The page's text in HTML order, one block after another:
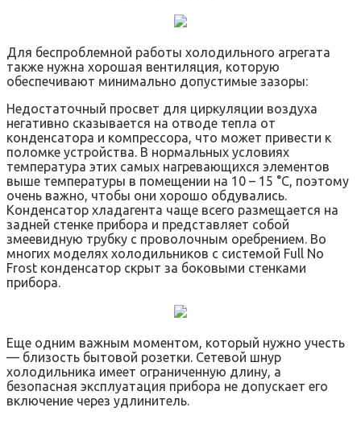
Для беспроблемной работы холодильного агрегата
также нужна хорошая вентиляция, которую
обеспечивают минимально допустимые зазоры:
Недостаточный просвет для циркуляции воздуха
негативно сказывается на отводе тепла от
конденсатора и компрессора, что может привести к
поломке устройства. В нормальных условиях
температура этих самых нагревающихся элементов
выше температуры в помещении на 10 – 15 °C, поэтому
очень важно, чтобы они хорошо обдувались.
Конденсатор хладагента чаще всего размещается на
задней стенке прибора и представляет собой
змеевидную трубку с проволочным оребрением. Во
многих моделях холодильников с системой Full No
Frost конденсатор скрыт за боковыми стенками
прибора.
Еще одним важным моментом, который нужно учесть
— близость бытовой розетки. Сетевой шнур
холодильника имеет ограниченную длину, а
безопасная эксплуатация прибора не допускает его
включение через удлинитель.